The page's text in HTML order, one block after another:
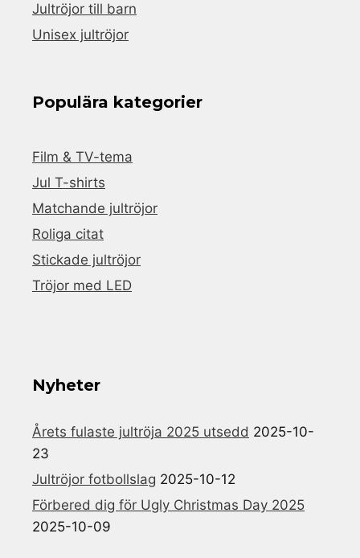
Jultröjor till barn
Unisex jultröjor
Populära kategorier
Film & TV-tema
Jul T-shirts
Matchande jultröjor
Roliga citat
Stickade jultröjor
Tröjor med LED
Nyheter
Årets fulaste jultröja 2025 utsedd 2025-10-
23
Jultröjor fotbollslag 2025-10-12
Förbered dig för Ugly Christmas Day 2025
2025-10-09